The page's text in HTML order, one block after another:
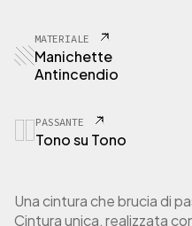
MATERIALE
Manichette
Antincendio
PASSANTE
Tono su Tono
Una cintura che brucia di
Cintura unica, realizzata